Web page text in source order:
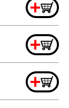
+
+
+